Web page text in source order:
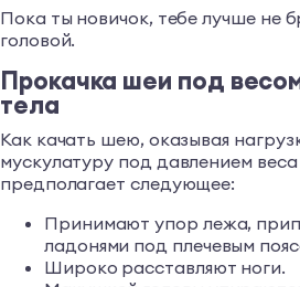
Пока ты новичок, тебе лучше не
головой.
Прокачка шеи под
тела
Как качать шею, оказывая
мускулатуру под давлением
предполагает следующее:
Принимают упор лежа,
ладонями под плечевым
Широко расставляют ноги.